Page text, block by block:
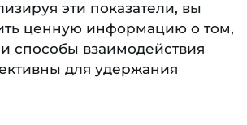
эти показатели, вы
ценную информацию о том,
способы взаимодействия
для удержания